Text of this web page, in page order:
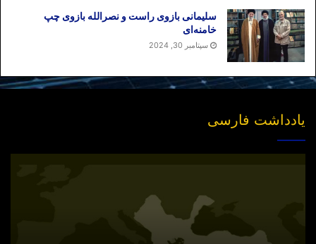
سلیمانی بازوی راست و نصرالله بازوی چپ
خامنه‌ای
سپتامبر 30, 2024
یادداشت فارسی